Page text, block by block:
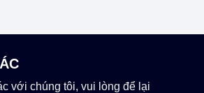
với chúng tôi, vui lòng để lại